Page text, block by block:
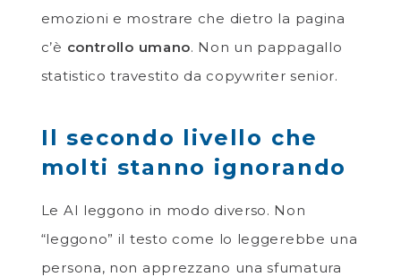
emozioni e mostrare che dietro la pagina
c’è controllo umano. Non un pappagallo
statistico travestito da copywriter senior.
Il secondo livello che
molti stanno ignorando
Le AI leggono in modo diverso. Non
“leggono” il testo come lo leggerebbe una
persona, non apprezzano una sfumatura